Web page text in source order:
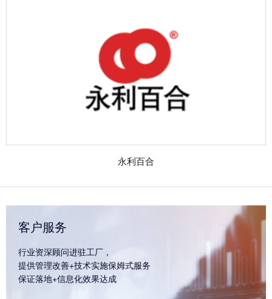
永利百合
客户服务
行业资深顾问进驻工厂，
提供管理改善+技术实施保姆式服务
保证落地+信息化效果达成